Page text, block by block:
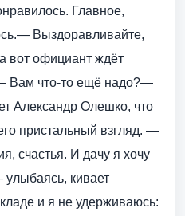
Главное,
Выздоравливайте,
вот официант ждёт
Вам что-то ещё надо?—
Александр Олешко, что
пристальный взгляд. —
счастья. И дачу я хочу
кивает
и я не удерживаюсь: